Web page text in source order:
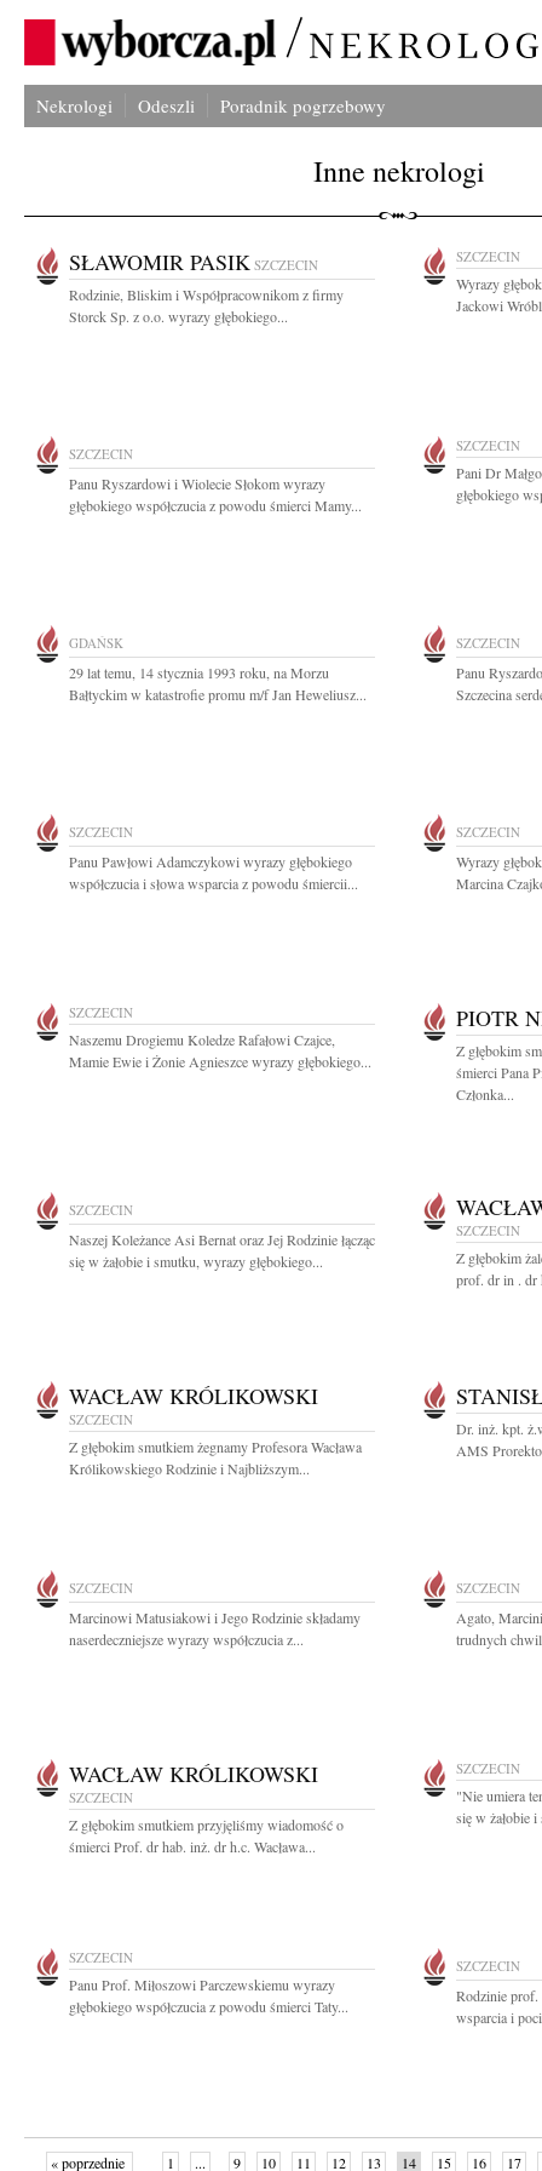
Nekrologi Odeszli Poradnik pogrzebowy
Inne nekrologi
SŁAWOMIR PASIK SZCZECIN
Rodzinie, Bliskim i Współpracownikom z firmy
Storck Sp. z o.o. wyrazy głębokiego...
SZCZECIN
Wyrazy
Jackowi
SZCZECIN
Panu Ryszardowi i Wiolecie Słokom wyrazy
głębokiego współczucia z powodu śmierci Mamy...
SZCZECIN
Pani Dr
głębokiego
GDAŃSK
29 lat temu, 14 stycznia 1993 roku, na Morzu
Bałtyckim w katastrofie promu m/f Jan Heweliusz...
SZCZECIN
Panu
Szczecina
SZCZECIN
Panu Pawłowi Adamczykowi wyrazy głębokiego
współczucia i słowa wsparcia z powodu śmiercii...
SZCZECIN
Wyrazy
Marcina
SZCZECIN
Naszemu Drogiemu Koledze Rafałowi Czajce,
Mamie Ewie i Żonie Agnieszce wyrazy głębokiego...
PIOTR
Z głębokim
śmierci Pana
Członka...
SZCZECIN
Naszej Koleżance Asi Bernat oraz Jej Rodzinie łącząc
się w żałobie i smutku, wyrazy głębokiego...
SZCZECIN
Z głębokim
prof. dr in . dr
WACŁAW KRÓLIKOWSKI
SZCZECIN
Z głębokim smutkiem żegnamy Profesora Wacława
Królikowskiego Rodzinie i Najbliższym...
Dr. inż. kpt.
AMS
SZCZECIN
Marcinowi Matusiakowi i Jego Rodzinie składamy
naserdeczniejsze wyrazy współczucia z...
SZCZECIN
Agato,
trudnych
WACŁAW KRÓLIKOWSKI
SZCZECIN
Z głębokim smutkiem przyjęliśmy wiadomość o
śmierci Prof. dr hab. inż. dr h.c. Wacława...
SZCZECIN
"Nie umiera
się w żałobie
SZCZECIN
Panu Prof. Miłoszowi Parczewskiemu wyrazy
głębokiego współczucia z powodu śmierci Taty...
SZCZECIN
Rodzinie prof.
wsparcia i
« poprzednie 1 ... 9 10 11 12 13 14 15 16 17